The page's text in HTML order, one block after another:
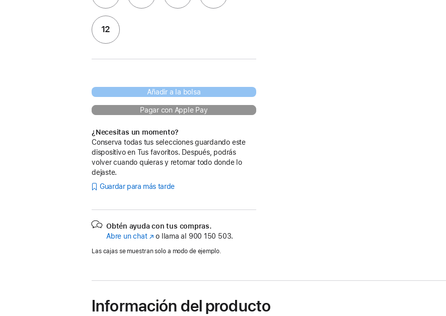
12
Añadir a la bolsa
Pagar con Apple Pay
¿Necesitas un momento?
Conserva todas tus selecciones guardando este
dispositivo en Tus favoritos. Después, podrás
volver cuando quieras y retomar todo donde lo
dejaste.
Guardar para más tarde
Obtén ayuda con tus compras.
Abre un chat(Seo llama al 900 150 503.
Las cajas se muestran solo a modo de ejemplo.
Información del producto